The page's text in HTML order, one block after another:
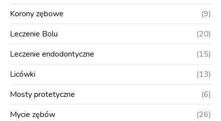
Korony zębowe
(9)
Leczenie Bolu
(20)
Leczenie endodontyczne
(15)
Licówki
(13)
Mosty protetyczne
(6)
Mycie zębów
(26)